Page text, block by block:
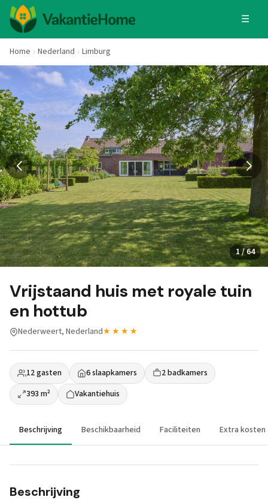
☰
Home Nederland Limburg
1 / 64
Vrijstaand huis met royale tuin
en hottub
Nederweert, Nederland★★★★
12 gasten 6 slaapkamers
2 badkamers
393 m²
Vakantiehuis
Beschrijving Beschikbaarheid Faciliteiten Extra kosten
Beschrijving